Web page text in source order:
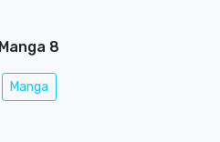
Manga 8
Manga